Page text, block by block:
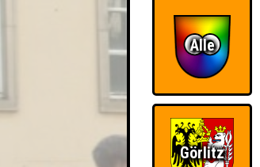
Alle
Görlitz